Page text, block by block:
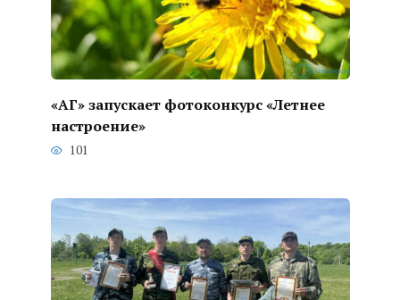
«АГ» запускает фотоконкурс «Летнее
настроение»
101